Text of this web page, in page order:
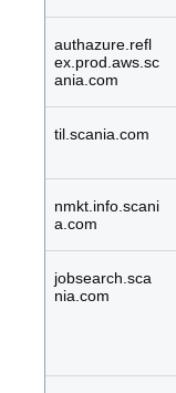
authazure.refl
ex.prod.aws.sc
ania.com
til.scania.com
nmkt.info.scani
a.com
jobsearch.sca
nia.com